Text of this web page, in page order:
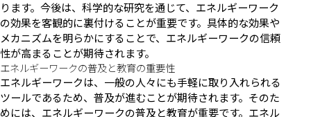
ります。今後は、科学的な研究を通じて、エネルギーワーク
の効果を客観的に裏付けることが重要です。具体的な効果や
メカニズムを明らかにすることで、エネルギーワークの信頼
性が高まることが期待されます。
エネルギーワークの普及と教育の重要性
エネルギーワークは、一般の人々にも手軽に取り入れられる
ツールであるため、普及が進むことが期待されます。そのた
めには、エネルギーワークの普及と教育が重要です。エネル